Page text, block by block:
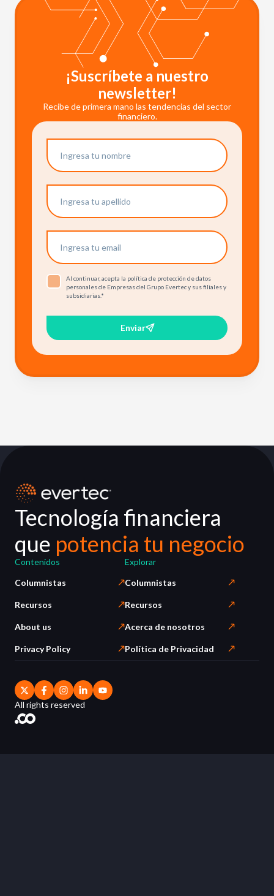
¡Suscríbete a nuestro
newsletter!
Recibe de primera mano las tendencias del sector
financiero.
Al continuar, acepta la política de protección de datos
personales de Empresas del Grupo Evertec y sus filiales y
subsidiarias.*
Enviar
Tecnología financiera
que potencia tu negocio
Contenidos
Columnistas
Recursos
About us
Privacy Policy
Explorar
Columnistas
Recursos
Acerca de nosotros
Política de Privacidad
All rights reserved